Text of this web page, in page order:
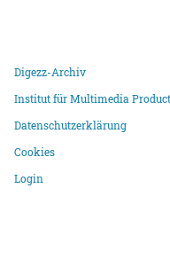
Digezz-Archiv
Institut für Multimedia
Datenschutzerklärung
Cookies
Login